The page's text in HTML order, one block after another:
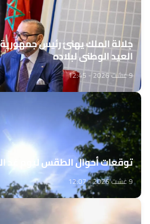
جلالة الملك يهنئ رئيس
العيد الوطني لبلاده
9 غشت 2026 - 12:45
توقعات أحوال الطقس ليوم غد
9 غشت 2026 - 12:07